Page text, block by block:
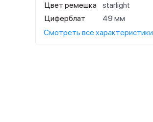
Цвет ремешка
starlight
Циферблат
49 мм
Смотреть все характеристики